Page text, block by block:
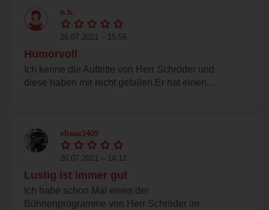
n.h.
26.07.2021 – 15:56
Humorvoll
Ich kenne die Auftritte von Herr Schröder und
diese haben mir recht gefallen.Er hat einen...
xlisax1409
26.07.2021 – 14:12
Lustig ist immer gut
Ich habe schon Mal eines der
Bühnenprogramme von Herr Schröder im